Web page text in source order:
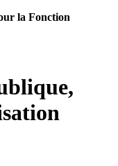
la Fonction